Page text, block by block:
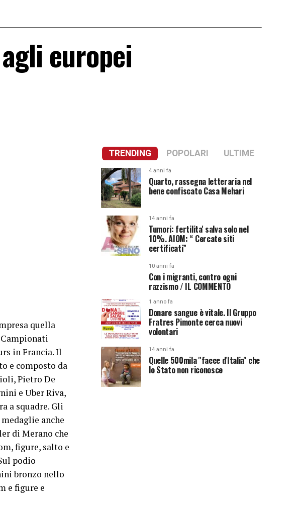
europei
quella
in Francia. Il
e composto da
Pietro De
e Uber Riva,
a squadre. Gli
anche
di Merano che
figure, salto e
podio
bronzo nello
e figure e
TRENDING POPOLARI ULTIME
4 anni fa
Quarto, rassegna letteraria nel
bene confiscato Casa Mehari
14 anni fa
Tumori: fertilita' salva solo nel
10%. AIOM: “ Cercate siti
certificati”
10 anni fa
Con i migranti, contro ogni
razzismo / IL COMMENTO
1 anno fa
Donare sangue è vitale. Il Gruppo
Fratres Pimonte cerca nuovi
volontari
14 anni fa
Quelle 500mila ''facce d'Italia'' che
lo Stato non riconosce